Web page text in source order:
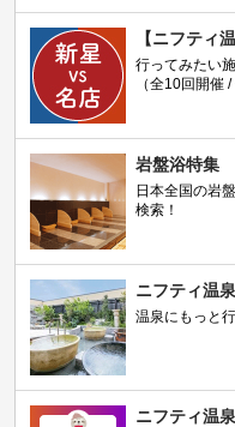
【ニフティ
行ってみたい
（全10回開催
岩盤浴特集
日本全国の岩
検索！
ニフティ温
温泉にもっと
ニフティ温